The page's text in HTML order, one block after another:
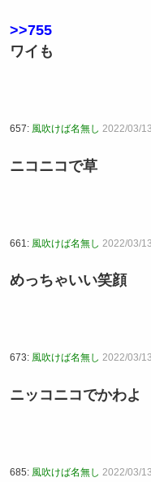
>>755
ワイも
657: 風吹けば名無し 2022/03/
ニコニコで草
661: 風吹けば名無し 2022/03/
めっちゃいい笑顔
673: 風吹けば名無し 2022/03/
ニッコニコでかわよ
685: 風吹けば名無し 2022/03/